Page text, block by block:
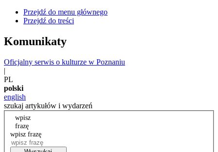
Przejdź do menu głównego
Przejdź do treści
Komunikaty
Oficjalny serwis o kulturze w Poznaniu
|
PL
polski
english
szukaj artykułów i wydarzeń
wpisz
frazę
wpisz frazę